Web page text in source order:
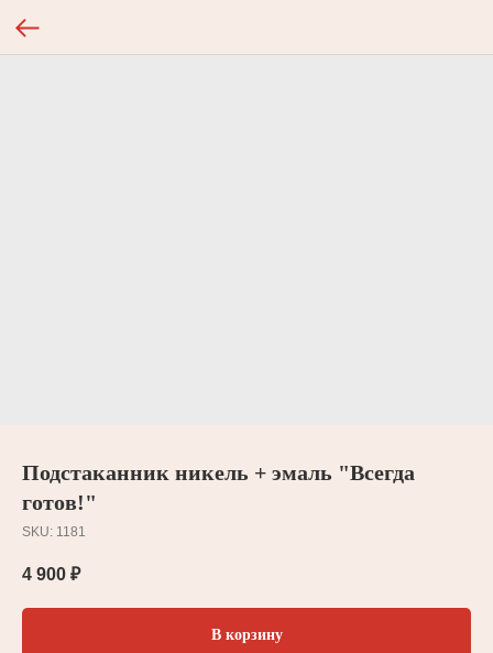
Подстаканник никель + эмаль "Всегда
готов!"
SKU: 1181
4 900 ₽
В корзину